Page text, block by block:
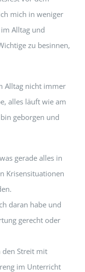
mich in weniger
Alltag und
zu besinnen,
Alltag nicht immer
alles läuft wie am
geborgen und
gerade alles in
Krisensituationen
daran habe und
gerecht oder
den Streit mit
im Unterricht